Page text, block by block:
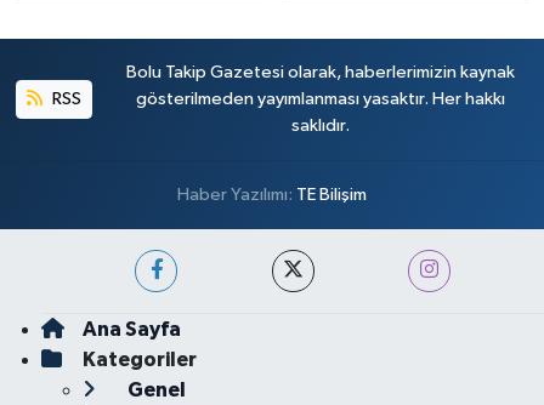
RSS
Bolu Takip Gazetesi olarak, haberlerimizin kaynak
gösterilmeden yayımlanması yasaktır. Her hakkı
saklıdır.
Haber Yazılımı: TE Bilişim
Ana Sayfa
Kategoriler
Genel